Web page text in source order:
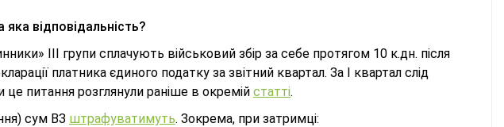
відповідальність?
ІІІ групи сплачують військовий збір за себе протягом 10 к.дн. після
платника єдиного податку за звітний квартал. За І квартал слід
питання розглянули раніше в окремій статті.
сум ВЗ штрафуватимуть. Зокрема, при затримці: